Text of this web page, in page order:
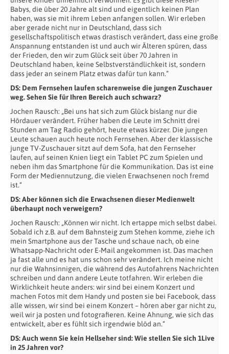
Babys, die über 20 Jahre alt sind und eigentlich keinen Plan
haben, was sie mit ihrem Leben anfangen sollen. Wir erleben
aber gerade nicht nur in Deutschland, dass sich
gesellschaftspolitisch etwas drastisch verändert, dass eine große
Anspannung entstanden ist und auch wir Älteren spüren, dass
der Frieden, den wir zum Glück seit über 70 Jahren in
Deutschland haben, keine Selbstverständlichkeit ist, sondern
dass jeder an seinem Platz etwas dafür tun kann.“
DS: Dem Fernsehen laufen scharenweise die jungen Zuschauer
weg. Sehen Sie für Ihren Bereich auch schwarz?
Jochen Rausch: „Bei uns hat sich zum Glück bislang nur die
Hördauer verändert. Früher haben die Leute im Schnitt drei
Stunden am Tag Radio gehört, heute etwas kürzer. Die jungen
Leute schauen auch heute noch Fernsehen. Aber der klassische
junge TV-Zuschauer sitzt auf dem Sofa, hat den Fernseher
laufen, auf seinen Knien liegt ein Tablet PC zum Spielen und
neben ihm das Smartphone für die Kommunikation. Das ist eine
Form der Mediennutzung, die vielen Erwachsenen noch fremd
ist.“
DS: Aber können sich die Erwachsenen dieser Medienwelt
überhaupt noch verweigern?
Jochen Rausch: „Können wir nicht. Ich ertappe mich selbst dabei.
Sobald ich z.B. auf dem Bahnsteig zum Stehen komme, ziehe ich
mein Smartphone aus der Tasche und schaue nach, ob eine
Whatsapp-Nachricht oder E-Mail angekommen ist. Das machen
ja fast alle und es hat uns schon sehr verändert. Ich meine nicht
nur die Wahnsinnigen, die während des Autofahrens Nachrichten
schreiben und dann andere Leute totfahren. Wir erleben die
Wirklichkeit heute anders: wir sind bei einem Konzert und
machen Fotos mit dem Handy und posten sie bei Facebook, dass
alle wissen, wir sind bei einem Konzert – hören aber gar nicht zu,
weil wir ja posten und fotografieren. Keine Ahnung, wie sich das
entwickelt, aber es fühlt sich irgendwie blöd an.“
DS: Auch wenn Sie kein Hellseher sind: Wie stellen Sie sich 1Live
in 25 Jahren vor?